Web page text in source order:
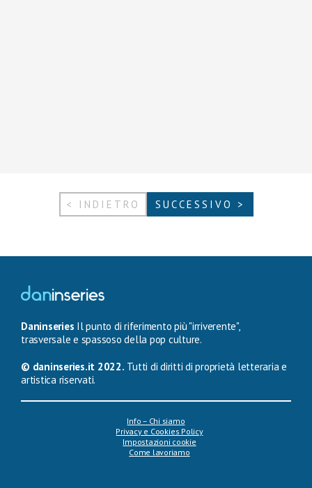
< INDIETRO SUCCESSIVO >
Daninseries Il punto di riferimento più "irriverente",
trasversale e spassoso della pop culture.
© daninseries.it 2022. Tutti di diritti di proprietà letteraria e
artistica riservati.
Info – Chi siamo
Privacy e Cookies Policy
Impostazioni cookie
Come lavoriamo